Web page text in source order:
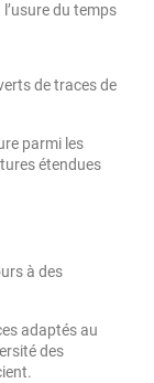
du temps
de traces de
parmi les
étendues
à des
adaptés au
des